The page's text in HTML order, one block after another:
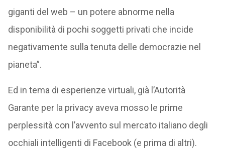
giganti del web – un potere abnorme nella
disponibilità di pochi soggetti privati che incide
negativamente sulla tenuta delle democrazie nel
pianeta”.
Ed in tema di esperienze virtuali, già l’Autorità
Garante per la privacy aveva mosso le prime
perplessità con l’avvento sul mercato italiano degli
occhiali intelligenti di Facebook (e prima di altri).